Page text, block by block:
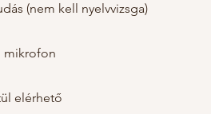
(nem kell nyelvvizsga)
mikrofon
elérhető